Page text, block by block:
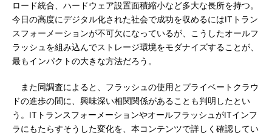
ロード統合、ハードウェア設置面積縮小など多大な長所を持つ。
今日の高度にデジタル化された社会で成功を収めるにはITトラン
スフォーメーションが不可欠になっているが、こうしたオールフ
ラッシュを組み込んでストレージ環境をモダナイズすることが、
最もインパクトの大きな方法だろう。
また同調査によると、フラッシュの使用とプライベートクラウ
ドの進歩の間に、興味深い相関関係があることも判明したとい
う。ITトランスフォーメーションやオールフラッシュがITインフ
ラにもたらすそうした変化を、本コンテンツで詳しく確認してい